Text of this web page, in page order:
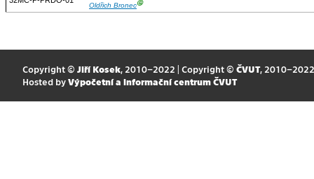
Oldřich BronecⒼ
Copyright © Jiří Kosek, 2010–2022 | Copyright © ČVUT, 2010–2022
Hosted by Výpočetní a informační centrum ČVUT